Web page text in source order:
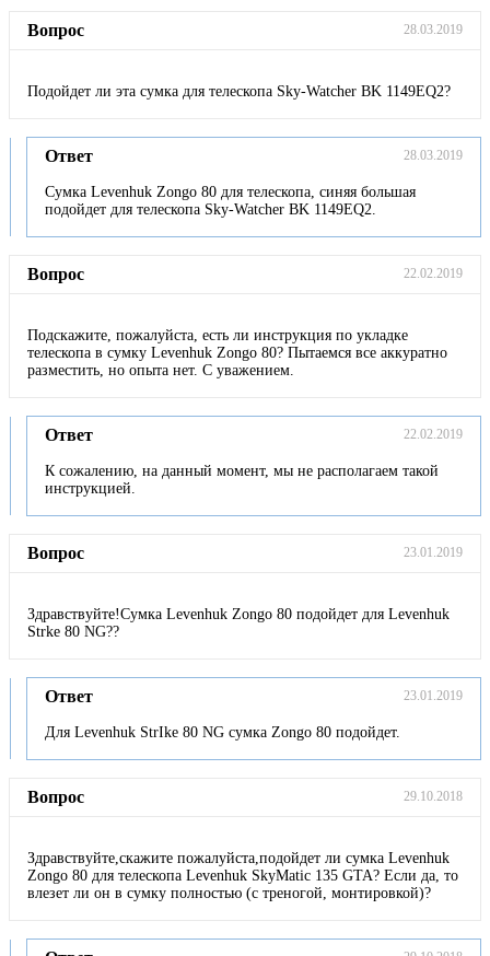
Вопрос 28.03.2019
Подойдет ли эта сумка для телескопа Sky-Watcher BK 1149EQ2?
Ответ 28.03.2019
Сумка Levenhuk Zongo 80 для телескопа, синяя большая
подойдет для телескопа Sky-Watcher BK 1149EQ2.
Вопрос 22.02.2019
Подскажите, пожалуйста, есть ли инструкция по укладке
телескопа в сумку Levenhuk Zongo 80? Пытаемся все аккуратно
разместить, но опыта нет. С уважением.
Ответ 22.02.2019
К сожалению, на данный момент, мы не располагаем такой
инструкцией.
Вопрос 23.01.2019
Здравствуйте!Сумка Levenhuk Zongo 80 подойдет для Levenhuk
Strke 80 NG??
Ответ 23.01.2019
Для Levenhuk StrIke 80 NG сумка Zongo 80 подойдет.
Вопрос 29.10.2018
Здравствуйте,скажите пожалуйста,подойдет ли сумка Levenhuk
Zongo 80 для телескопа Levenhuk SkyMatic 135 GTA? Если да, то
влезет ли он в сумку полностью (с треногой, монтировкой)?